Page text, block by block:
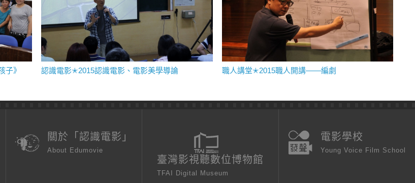
》 認識電影✭2015認識電影、電影美學導論 職人講堂✭2015職人開講——編劇
關於「認識電影」
About Edumovie
臺灣影視聽數位博物館
TFAI Digital Museum
電影學校
Young Voice Film School